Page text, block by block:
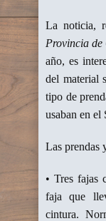
La noticia,
Provincia
año, es
del material
tipo de
usaban en
Las prendas
• Tres fajas
faja que
cintura.